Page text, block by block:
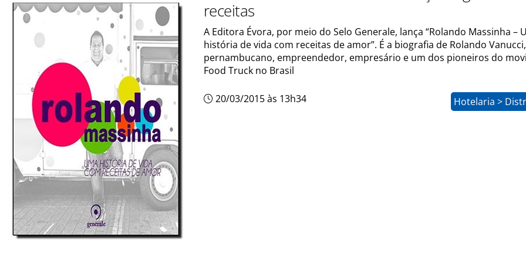
receitas
A Editora Évora, por meio do Selo Generale, lança “Rolando Massinha –
história de vida com receitas de amor”. É a biografia de Rolando Vanucci,
pernambucano, empreendedor, empresário e um dos pioneiros do
Food Truck no Brasil
20/03/2015 às 13h34 Hotelaria >